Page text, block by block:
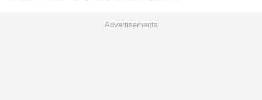
Advertisements